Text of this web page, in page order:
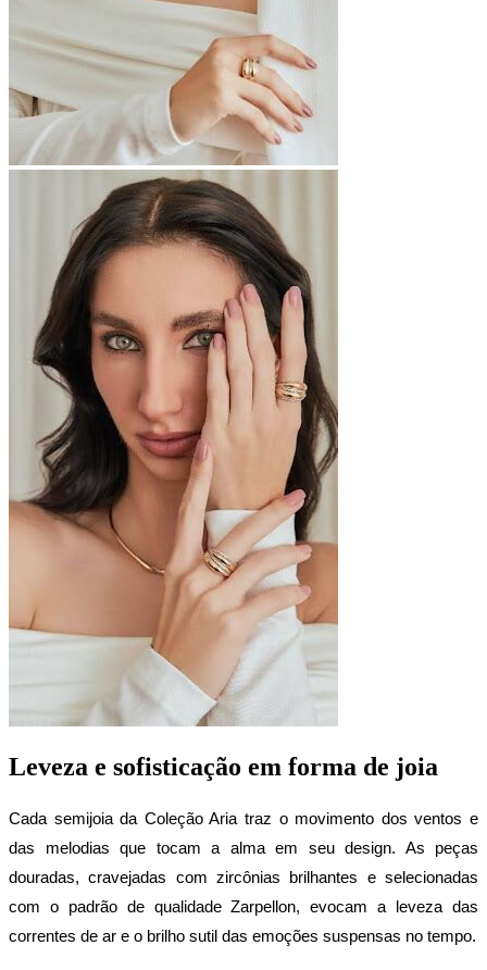
Leveza e sofisticação em forma de joia
Cada semijoia da Coleção Aria traz o movimento dos ventos e
das melodias que tocam a alma em seu design. As peças
douradas, cravejadas com zircônias brilhantes e selecionadas
com o padrão de qualidade Zarpellon, evocam a leveza das
correntes de ar e o brilho sutil das emoções suspensas no tempo.